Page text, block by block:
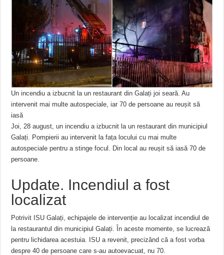
Un incendiu a izbucnit la un restaurant din Galați joi seară. Au
intervenit mai multe autospeciale, iar 70 de persoane au reușit să
iasă
Joi, 28 august, un incendiu a izbucnit la un restaurant din municipiul
Galați. Pompierii au intervenit la fața locului cu mai multe
autospeciale pentru a stinge focul. Din local au reușit să iasă 70 de
persoane.
Update. Incendiul a fost
localizat
Potrivit ISU Galați, echipajele de intervenție au localizat incendiul de
la restaurantul din municipiul Galați. În aceste momente, se lucrează
pentru lichidarea acestuia. ISU a revenit, precizând că a fost vorba
despre 40 de persoane care s-au autoevacuat, nu 70.